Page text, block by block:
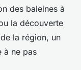
des baleines à
la découverte
la région, un
à ne pas